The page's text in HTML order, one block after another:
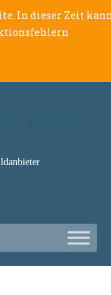
In dieser Zeit